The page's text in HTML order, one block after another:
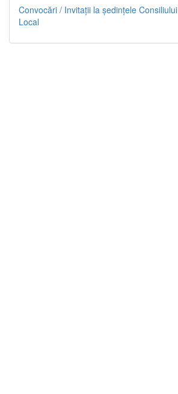
Convocări / Invitaţii la şedinţele Consiliului
Local